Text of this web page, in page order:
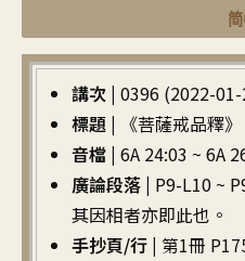
講次 | 0396 (2022-
標題 | 《菩薩戒品釋
音檔 | 6A 24:03 ~ 6A
廣論段落 | P9-L10 ~
其因相者亦即此也。
手抄頁/行 | 第1冊